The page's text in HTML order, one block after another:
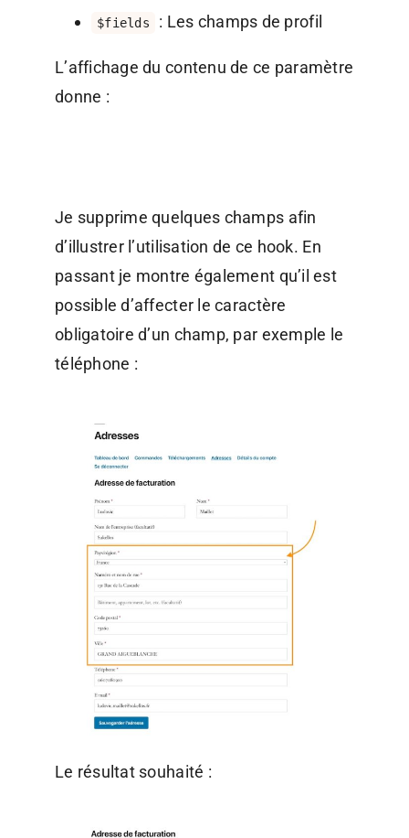
$fields : Les champs de profil
L’affichage du contenu de ce paramètre
donne :
Je supprime quelques champs afin
d’illustrer l’utilisation de ce hook. En
passant je montre également qu’il est
possible d’affecter le caractère
obligatoire d’un champ, par exemple le
téléphone :
Le résultat souhaité :